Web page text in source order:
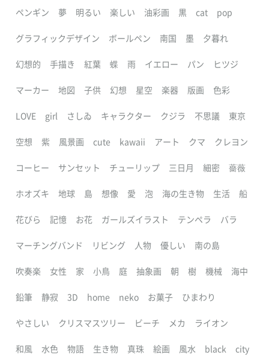
ペンギン 夢 明るい 楽しい 油彩画 黒 cat pop
グラフィックデザイン ボールペン 南国 墨 夕暮れ
幻想的 手描き 紅葉 蝶 雨 イエロー パン ヒツジ
マーカー 地図 子供 幻想 星空 楽器 版画 色彩
LOVE girl さしゐ キャラクター クジラ 不思議 東京
空想 紫 風景画 cute kawaii アート クマ クレヨン
コーヒー サンセット チューリップ 三日月 細密 薔薇
ホオズキ 地球 島 想像 愛 泡 海の生き物 生活 船
花びら 記憶 お花 ガールズイラスト テンペラ バラ
マーチングバンド リビング 人物 優しい 南の島
吹奏楽 女性 家 小鳥 庭 抽象画 朝 樹 機械 海中
鉛筆 静寂 3D home neko お菓子 ひまわり
やさしい クリスマスツリー ビーチ メカ ライオン
和風 水色 物語 生き物 真珠 絵画 風水 black city